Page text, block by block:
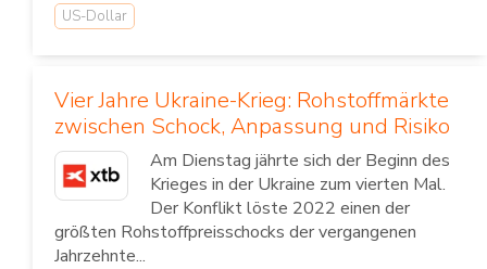
US-Dollar
Vier Jahre Ukraine-Krieg: Rohstoffmärkte
zwischen Schock, Anpassung und Risiko
Am Dienstag jährte sich der Beginn des
Krieges in der Ukraine zum vierten Mal.
Der Konflikt löste 2022 einen der
größten Rohstoffpreisschocks der vergangenen
Jahrzehnte...